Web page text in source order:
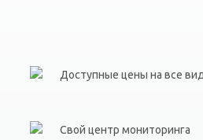
Доступные цены на все
Свой центр мониторинга